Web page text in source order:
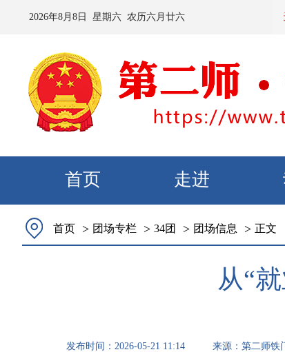
2026年8月 8 日 星期六 农历六月廿六 预
首页 走进
首页 > 团场专栏 > 34团 > 团场信息 > 正文
从“
发布时间： 2026-05-21 11:14 来源： 第二师铁